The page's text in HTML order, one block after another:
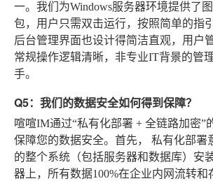
一。我们为Windows服务器环境提供了
包，用户只需双击运行，按照简单的指
后台管理界面也设计得简洁直观，用户
常规操作逻辑清晰，非专业IT背景的管
手。
Q5：我们的数据安全如何得到保障？
喧喧IM通过“私有化部署 + 全链路加密”
保障您的数据安全。首先， 私有化部署
的整个系统（包括服务器和数据库）安
器上，所有数据100%在企业内网流转和